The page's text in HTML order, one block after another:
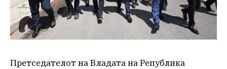
Претседателот на Владата на Република